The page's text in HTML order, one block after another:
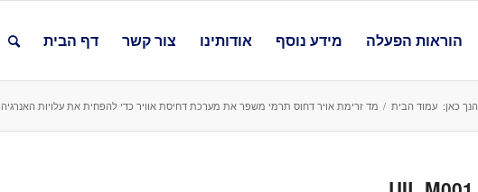
הוראות הפעלה מידע נוסף אודותינו צור קשר דף הבית
הנך כאן: עמוד הבית / מד זרימת אויר דחוס תרמי משפר את מערכת דחיסת אוויר כדי להפחית את עלויות האנרגיה